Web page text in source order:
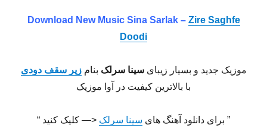
Download New Music Sina Sarlak – Zire Saghfe
Doodi
موزیک جدید و بسیار زیبایسینا سرلک بنامزیر سقف دودی
با بالاترین کیفیت در آوا موزیک
” برای دانلود آهنگ های سینا سرلک <— کلیک کنید “